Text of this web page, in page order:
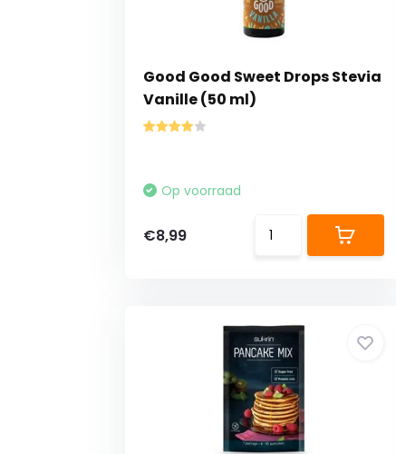
Good Good Sweet Drops Stevia
Vanille (50 ml)
Op voorraad
€8,99